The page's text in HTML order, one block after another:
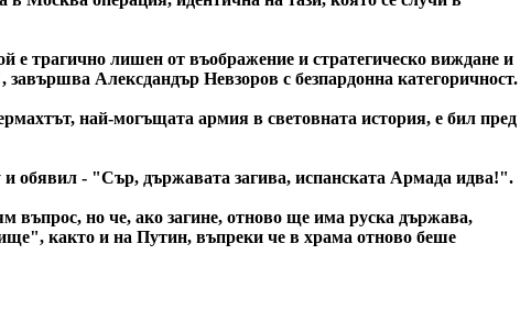
е трагично лишен от въображение и стратегическо виждане и
Алексдандър Невзоров с безпардонна категоричност.
най-могъщата армия в световната история, е бил пред
обявил - "Сър, държавата загива, испанската Армада идва!".
но че, ако загине, отново ще има руска държава,
както и на Путин, въпреки че в храма отново беше